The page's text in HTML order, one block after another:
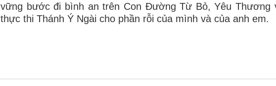
vững bước đi bình an trên Con Đường Từ Bỏ, Yêu Thương
thực thi Thánh Ý Ngài cho phần rỗi của mình và của anh em.